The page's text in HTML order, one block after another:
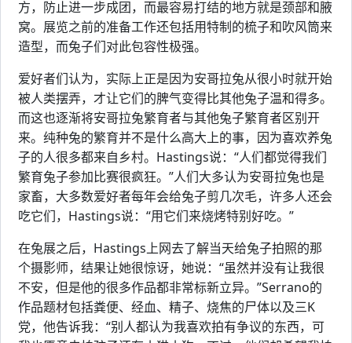
方，防止进一步成团，而最容易打结的地方就是颈部和腋
窝。展览之前的准备工作还包括用特制的梳子和吹风筒来
造型，而兔子们对此包容性极强。
爱好者们认为，实际上正是因为安哥拉兔从很小时就开始
被人类摆弄，才让它们的脾气变得比其他兔子温和得多。
而这也逐渐将安哥拉兔繁育者与其他兔子繁育者区别开
来。纯种兔的繁育并不是什么高大上的事，因为喜欢养兔
子的人很多都来自乡村。Hastings说：“人们都觉得我们
繁育兔子参加比赛很疯狂。”人们大多认为安哥拉兔也是
家畜，大多数爱好者每年会给兔子剪几次毛，许多人还会
吃它们，Hastings说：“用它们来烧烤特别好吃。”
在兔展之后，Hastings上网去了解当天给兔子拍照的那
个摄影师，结果让她很惊讶，她说：“虽然并没有让我很
不安，但是他的很多作品都非常标新立异。”Serrano的
作品题材包括粪便、经血、精子、烧焦的尸体以及三K
党，他告诉我：“别人都认为我喜欢拍有争议的东西，可